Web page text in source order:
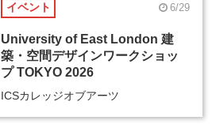
イベント 6/29
University of East London 建
築・空間デザインワークショッ
プ TOKYO 2026
ICSカレッジオブアーツ